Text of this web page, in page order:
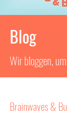
Blog
Wir bloggen,
Brainwaves &